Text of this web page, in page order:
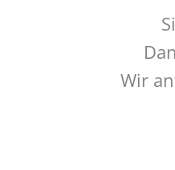
Wir